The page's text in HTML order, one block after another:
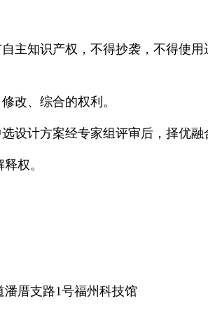
知识产权，不得抄袭，不得使用
、综合的权利。
计方案经专家组评审后，择优融
权。
厝支路1号福州科技馆